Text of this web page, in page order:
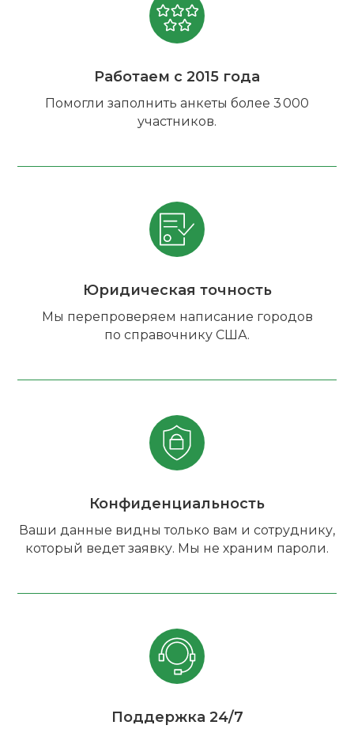
Работаем с 2015 года
Помогли заполнить анкеты более 3 000
участников.
Юридическая точность
Мы перепроверяем написание городов
по справочнику США.
Конфиденциальность
Ваши данные видны только вам и сотруднику,
который ведет заявку. Мы не храним пароли.
Поддержка 24/7